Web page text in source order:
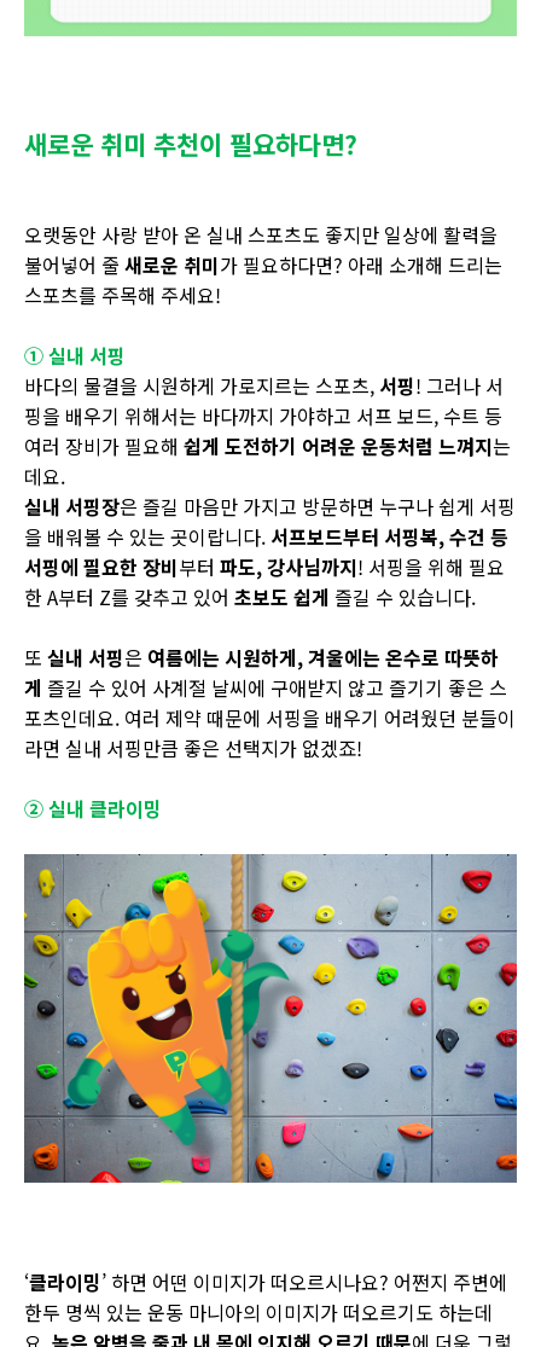
새로운 취미 추천이 필요하다면?
오랫동안 사랑 받아 온 실내 스포츠도 좋지만 일상에 활력을
불어넣어 줄 새로운 취미가 필요하다면? 아래 소개해 드리는
스포츠를 주목해 주세요!
① 실내 서핑
바다의 물결을 시원하게 가로지르는 스포츠, 서핑! 그러나 서
핑을 배우기 위해서는 바다까지 가야하고 서프 보드, 수트 등
여러 장비가 필요해 쉽게 도전하기 어려운 운동처럼 느껴지는
데요.
실내 서핑장은 즐길 마음만 가지고 방문하면 누구나 쉽게 서핑
을 배워볼 수 있는 곳이랍니다. 서프보드부터 서핑복,수건 등
서핑에 필요한 장비부터 파도,강사님까지! 서핑을 위해 필요
한 A부터 Z를 갖추고 있어 초보도 쉽게 즐길 수 있습니다.
또 실내 서핑은 여름에는 시원하게,겨울에는 온수로 따뜻하
게 즐길 수 있어 사계절 날씨에 구애받지 않고 즐기기 좋은 스
포츠인데요. 여러 제약 때문에 서핑을 배우기 어려웠던 분들이
라면 실내 서핑만큼 좋은 선택지가 없겠죠!
② 실내 클라이밍
‘클라이밍’ 하면 어떤 이미지가 떠오르시나요? 어쩐지 주변에
한두 명씩 있는 운동 마니아의 이미지가 떠오르기도 하는데